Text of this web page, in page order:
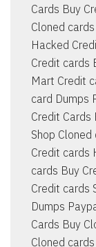
Cards Buy
Cloned
Hacked
Credit cards
Mart Credit
card Dumps
Credit Cards
Shop
Credit cards
cards Buy
Credit cards
Dumps
Cards Buy
Cloned